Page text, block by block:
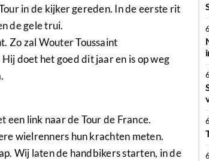
in de kijker gereden. In de eerste rit
de gele trui.
Zo zal Wouter Toussaint
doet het goed dit jaar en is op weg
link naar de Tour de France.
wielrenners hun krachten meten.
Wij laten de handbikers starten, in de